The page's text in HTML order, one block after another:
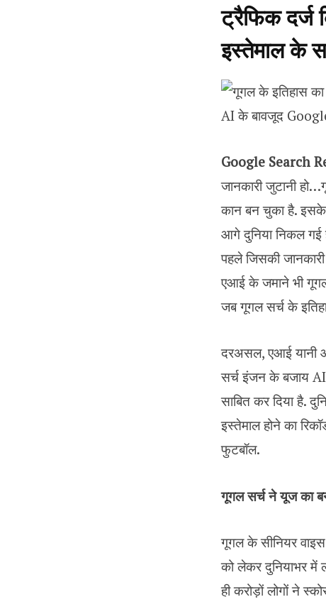
ट्रैफिक दर्ज
इस्तेमाल के
AI के बावजूद
Google Search
जानकारी जुटानी
कान बन चुका है. इसके
आगे दुनिया निकल गई
पहले जिसकी
एआई के जमाने भी
जब गूगल सर्च के
दरअसल, एआई यानी
सर्च इंजन के बजाय
साबित कर दिया है.
इस्तेमाल होने का
फुटबॉल.
गूगल सर्च ने यूज का
गूगल के सीनियर
को लेकर दुनियाभर में
ही करोड़ों लोगों ने